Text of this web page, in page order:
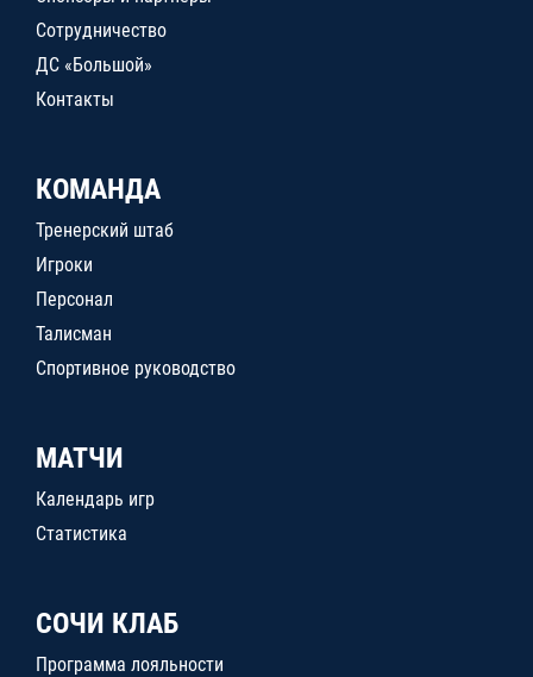
Сотрудничество
ДС «Большой»
Контакты
КОМАНДА
Тренерский штаб
Игроки
Персонал
Талисман
Спортивное руководство
МАТЧИ
Календарь игр
Статистика
СОЧИ КЛАБ
Программа лояльности